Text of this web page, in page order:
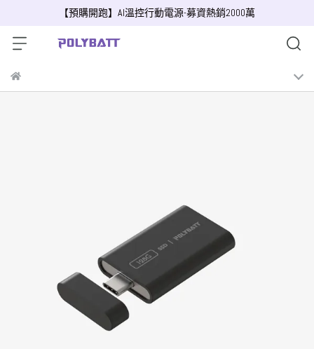
【預購開跑】AI溫控行動電源-募資熱銷2000萬